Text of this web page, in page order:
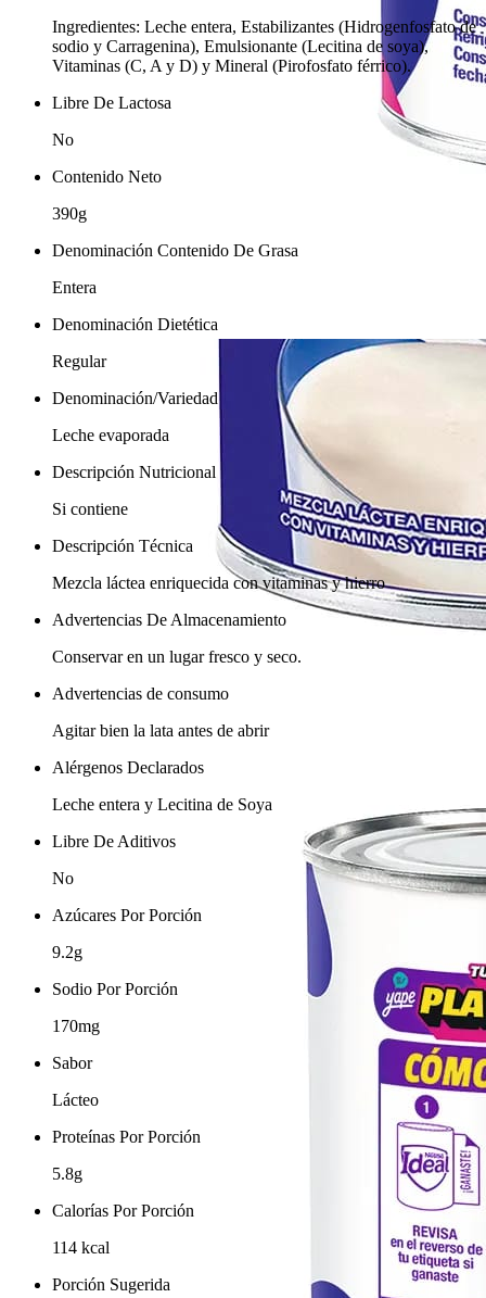
Ingredientes: Leche entera, Estabilizantes (Hidrogenfosfato de
sodio y Carragenina), Emulsionante (Lecitina de soya),
Vitaminas (C, A y D) y Mineral (Pirofosfato férrico).
Libre De Lactosa
No
Contenido Neto
390g
Denominación Contenido De Grasa
Entera
Denominación Dietética
Regular
Denominación/Variedad
Leche evaporada
Descripción Nutricional
Si contiene
Descripción Técnica
Mezcla láctea enriquecida con vitaminas y hierro
Advertencias De Almacenamiento
Conservar en un lugar fresco y seco.
Advertencias de consumo
Agitar bien la lata antes de abrir
Alérgenos Declarados
Leche entera y Lecitina de Soya
Libre De Aditivos
No
Azúcares Por Porción
9.2g
Sodio Por Porción
170mg
Sabor
Lácteo
Proteínas Por Porción
5.8g
Calorías Por Porción
114 kcal
Porción Sugerida